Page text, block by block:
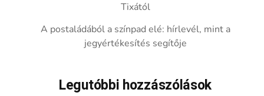
Tixától
A postaládából a színpad elé: hírlevél, mint a
jegyértékesítés segítője
Legutóbbi hozzászólások